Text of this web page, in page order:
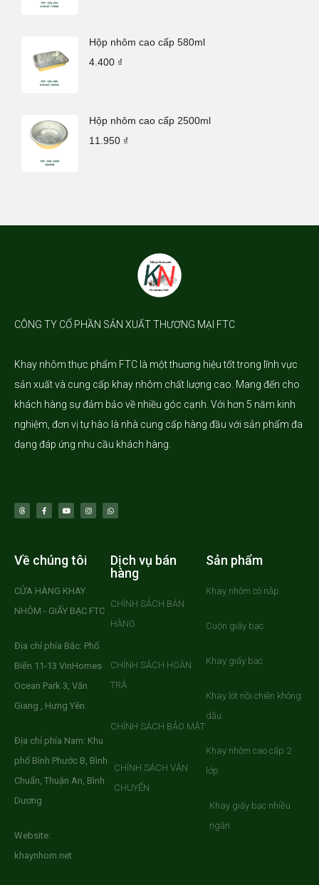
Hộp nhôm cao cấp 580ml
4.400 ₫
Hộp nhôm cao cấp 2500ml
11.950 ₫
CÔNG TY CỔ PHẦN SẢN XUẤT THƯƠNG MẠI FTC
Khay nhômthực phẩm FTC là một thương hiệu tốt trong lĩnh vực
sản xuất và cung cấp khay nhôm chất lượng cao. Mang đến cho
khách hàng sự đảm bảo về nhiều góc cạnh. Với hơn 5 năm kinh
nghiệm, đơn vị tự hào là nhà cung cấp hàng đầu với sản phẩm đa
dạng đáp ứng nhu cầu khách hàng.
Về chúng tôi
CỬA HÀNG KHAY
NHÔM - GIẤY BẠC FTC
Địa chỉ phía Bắc: Phố
Biển 11-13 VinHomes
Ocean Park 3, Văn
Giang , Hưng Yên.
Địa chỉ phía Nam: Khu
phố Bình Phước B, Bình
Chuẩn, Thuận An, Bình
Dương
Website:
khaynhom.net
Dịch vụ bán
hàng
CHÍNH SÁCH BÁN
HÀNG
CHÍNH SÁCH HOÀN
TRẢ
CHÍNH SÁCH BẢO MẬT
CHÍNH SÁCH VẬN
CHUYỂN
Sản phẩm
Khay nhôm có nắp
Cuộn giấy bạc
Khay giấy bạc
Khay lót nồi chiên không
dầu
Khay nhôm cao cấp 2
lớp
Khay giấy bạc nhiều
ngăn